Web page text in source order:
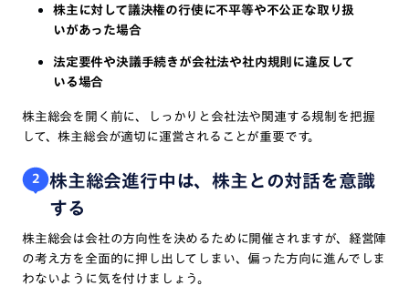
株主に対して議決権の行使に不平等や不公正な取り扱
いがあった場合
法定要件や決議手続きが会社法や社内規則に違反して
いる場合
株主総会を開く前に、しっかりと会社法や関連する規制を把握
して、株主総会が適切に運営されることが重要です。
2
株主総会進行中は、株主との対話を意識
する
株主総会は会社の方向性を決めるために開催されますが、経営陣
の考え方を全面的に押し出してしまい、偏った方向に進んでしま
わないように気を付けましょう。